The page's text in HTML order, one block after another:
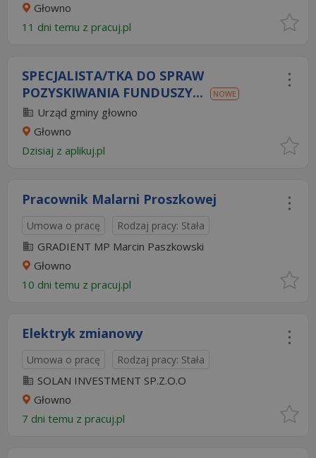
Głowno
11 dni temu z pracuj.pl
SPECJALISTA/TKA DO SPRAW
POZYSKIWANIA FUNDUSZY...
NOWE
Urząd gminy głowno
Głowno
Dzisiaj z aplikuj.pl
Pracownik Malarni Proszkowej
Umowa o pracę Rodzaj pracy: Stała
GRADIENT MP Marcin Paszkowski
Głowno
10 dni temu z pracuj.pl
Elektryk zmianowy
Umowa o pracę Rodzaj pracy: Stała
SOLAN INVESTMENT SP.Z.O.O
Głowno
7 dni temu z pracuj.pl